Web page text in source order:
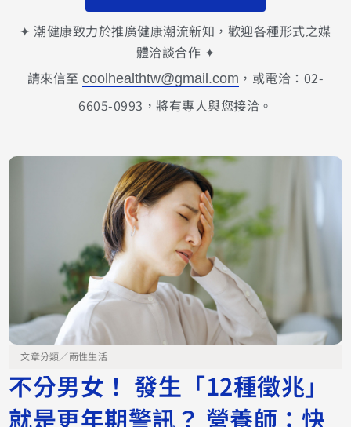
✦ 潮健康致力於推廣健康潮流新知，歡迎各種形式之媒
體洽談合作 ✦
請來信至coolhealthtw@gmail.com ，或電洽：02-
6605-0993，將有專人與您接洽。
文章分類／ 兩性生活
不分男女！ 發生「12種徵兆」
就是更年期警訊？ 營養師：快